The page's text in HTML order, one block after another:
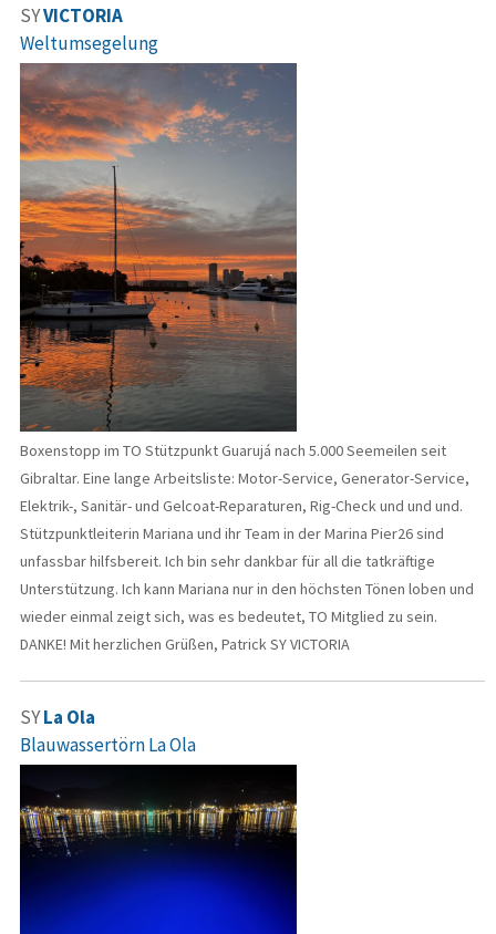
SYVICTORIA
Weltumsegelung
Boxenstopp im TO Stützpunkt Guarujá nach 5.000 Seemeilen seit
Gibraltar. Eine lange Arbeitsliste: Motor-Service, Generator-Service,
Elektrik-, Sanitär- und Gelcoat-Reparaturen, Rig-Check und und und.
Stützpunktleiterin Mariana und ihr Team in der Marina Pier26 sind
unfassbar hilfsbereit. Ich bin sehr dankbar für all die tatkräftige
Unterstützung. Ich kann Mariana nur in den höchsten Tönen loben und
wieder einmal zeigt sich, was es bedeutet, TO Mitglied zu sein.
DANKE! Mit herzlichen Grüßen, Patrick SY VICTORIA
SYLa Ola
Blauwassertörn La Ola